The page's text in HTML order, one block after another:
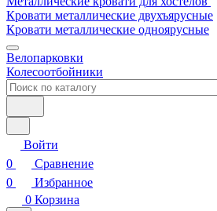
Кровати металлические двухъярусные
Кровати металлические одноярусные
Велопарковки
Колесоотбойники
Войти
0
Сравнение
0
Избранное
0 Корзина